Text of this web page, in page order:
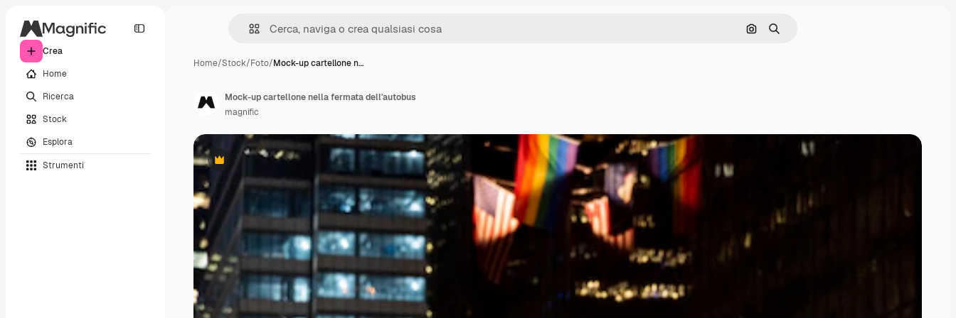
Crea
Home
Ricerca
Stock
Esplora
Strumenti
Cerca per immagine
Ricerca
Home/Stock/Foto/Mock-up cartellone n…
Premium
Mock-up cartellone nella fermata dell'autobus
magnific